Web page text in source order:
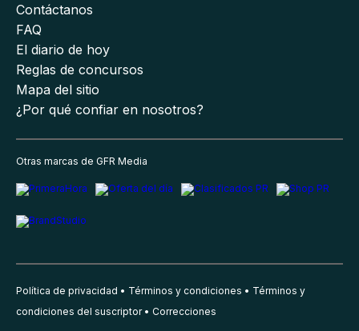
Contáctanos
FAQ
El diario de hoy
Reglas de concursos
Mapa del sitio
¿Por qué confiar en nosotros?
Otras marcas de GFR Media
Política de privacidad Términos y condiciones
Términos y
condiciones del suscriptor
Correcciones